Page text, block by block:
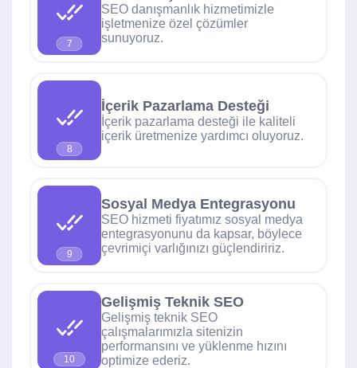
7
SEO danışmanlık hizmetimizle
işletmenize özel çözümler
sunuyoruz.
8
İçerik Pazarlama Desteği
İçerik pazarlama desteği ile kaliteli
içerik üretmenize yardımcı oluyoruz.
9
Sosyal Medya Entegrasyonu
SEO hizmeti fiyatımız sosyal medya
entegrasyonunu da kapsar, böylece
çevrimiçi varlığınızı güçlendiririz.
10
Gelişmiş Teknik SEO
Gelişmiş teknik SEO
çalışmalarımızla sitenizin
performansını ve yüklenme hızını
optimize ederiz.